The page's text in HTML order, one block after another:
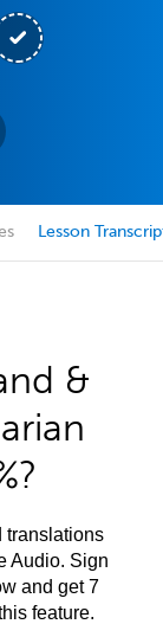
Lesson
&
translations
Audio. Sign
and get 7
feature.